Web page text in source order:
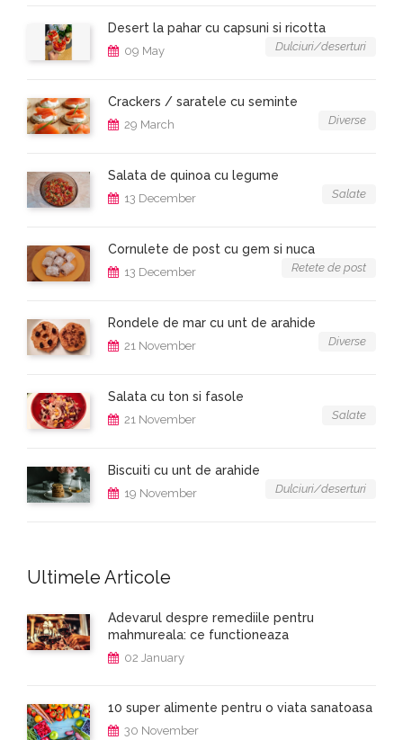
Desert la pahar cu capsuni si ricotta
09 May Dulciuri/deserturi
Crackers / saratele cu seminte
29 March Diverse
Salata de quinoa cu legume
13 December Salate
Cornulete de post cu gem si nuca
13 December Retete de post
Rondele de mar cu unt de arahide
21 November Diverse
Salata cu ton si fasole
21 November Salate
Biscuiti cu unt de arahide
19 November Dulciuri/deserturi
Ultimele Articole
Adevarul despre remediile pentru
mahmureala: ce functioneaza
02 January
10 super alimente pentru o viata sanatoasa
30 November